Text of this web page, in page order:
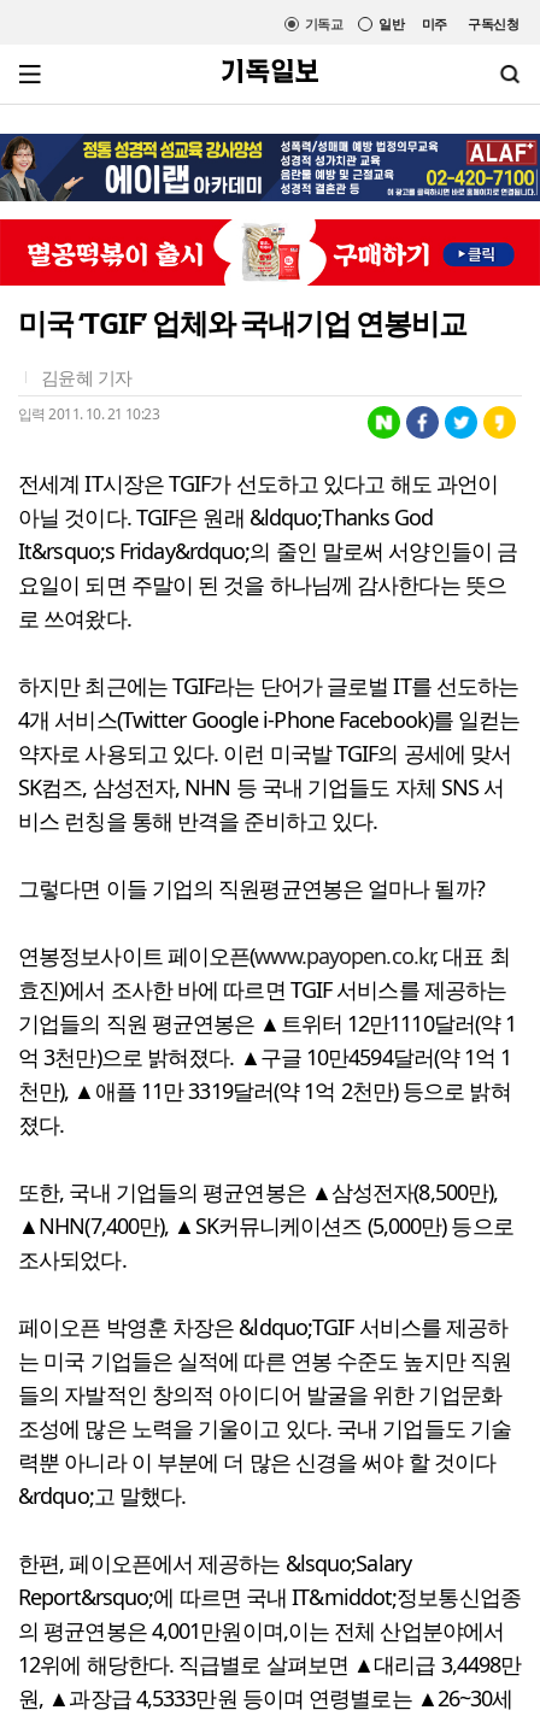
미주 구독신청
일반
기독교
미국 ‘TGIF’ 업체와 국내기업 연봉비교
김윤혜 기자
입력 2011. 10. 21 10:23
전세계 IT시장은 TGIF가 선도하고 있다고 해도 과언이
아닐 것이다. TGIF은 원래 &ldquo;Thanks God
It&rsquo;s Friday&rdquo;의 줄인 말로써 서양인들이 금
요일이 되면 주말이 된 것을 하나님께 감사한다는 뜻으
로 쓰여왔다.
하지만 최근에는 TGIF라는 단어가 글로벌 IT를 선도하는
4개 서비스(Twitter Google i-Phone Facebook)를 일컫는
약자로 사용되고 있다. 이런 미국발 TGIF의 공세에 맞서
SK컴즈, 삼성전자, NHN 등 국내 기업들도 자체 SNS 서
비스 런칭을 통해 반격을 준비하고 있다.
그렇다면 이들 기업의 직원평균연봉은 얼마나 될까?
연봉정보사이트 페이오픈(www.payopen.co.kr, 대표 최
효진)에서 조사한 바에 따르면 TGIF 서비스를 제공하는
기업들의 직원 평균연봉은 ▲트위터 12만1110달러(약 1
억 3천만)으로 밝혀졌다. ▲구글 10만4594달러(약 1억 1
천만), ▲애플 11만 3319달러(약 1억 2천만) 등으로 밝혀
졌다.
또한, 국내 기업들의 평균연봉은 ▲삼성전자(8,500만),
▲NHN(7,400만), ▲SK커뮤니케이션즈 (5,000만) 등으로
조사되었다.
페이오픈 박영훈 차장은 &ldquo;TGIF 서비스를 제공하
는 미국 기업들은 실적에 따른 연봉 수준도 높지만 직원
들의 자발적인 창의적 아이디어 발굴을 위한 기업문화
조성에 많은 노력을 기울이고 있다. 국내 기업들도 기술
력뿐 아니라 이 부분에 더 많은 신경을 써야 할 것이다
&rdquo;고 말했다.
한편, 페이오픈에서 제공하는 &lsquo;Salary
Report&rsquo;에 따르면 국내 IT&middot;정보통신업종
의 평균연봉은 4,001만원이며,이는 전체 산업분야에서
12위에 해당한다. 직급별로 살펴보면 ▲대리급 3,4498만
원, ▲과장급 4,5333만원 등이며 연령별로는 ▲26~30세